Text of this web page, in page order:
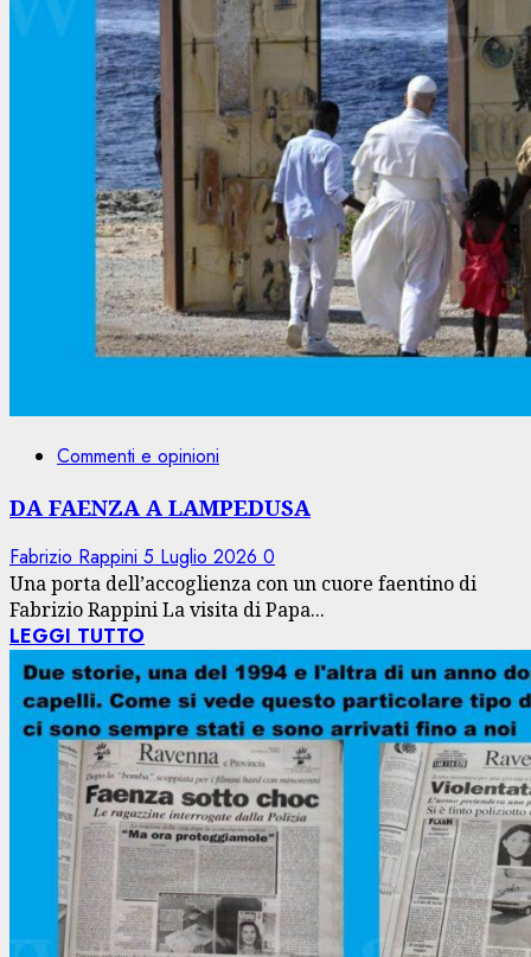
Commenti e opinioni
DA FAENZA A LAMPEDUSA
Fabrizio Rappini 5 Luglio 2026 0
Una porta dell’accoglienza con un cuore faentino di
Fabrizio Rappini La visita di Papa...
LEGGI TUTTO